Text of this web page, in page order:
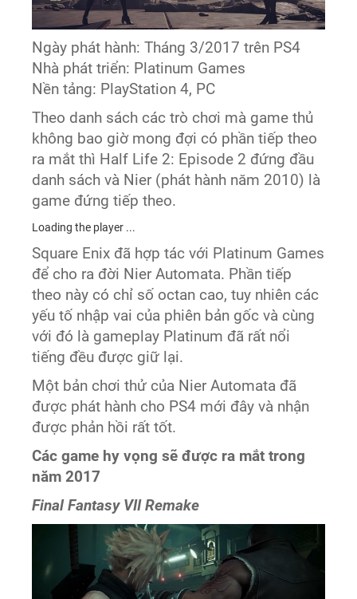
Ngày phát hành: Tháng 3/2017 trên PS4
Nhà phát triển: Platinum Games
Nền tảng: PlayStation 4, PC
Theo danh sách các trò chơi mà game thủ
không bao giờ mong đợi có phần tiếp theo
ra mắt thì Half Life 2: Episode 2 đứng đầu
danh sách và Nier (phát hành năm 2010) là
game đứng tiếp theo.
Loading the player ...
Square Enix đã hợp tác với Platinum Games
để cho ra đời Nier Automata. Phần tiếp
theo này có chỉ số octan cao, tuy nhiên các
yếu tố nhập vai của phiên bản gốc và cùng
với đó là gameplay Platinum đã rất nổi
tiếng đều được giữ lại.
Một bản chơi thử của Nier Automata đã
được phát hành cho PS4 mới đây và nhận
được phản hồi rất tốt.
Các game hy vọng sẽ được ra mắt trong
năm 2017
Final Fantasy VII Remake